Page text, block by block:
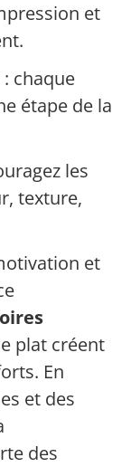
et
: chaque
étape de la
les
texture,
et
plat créent
En
et des
des